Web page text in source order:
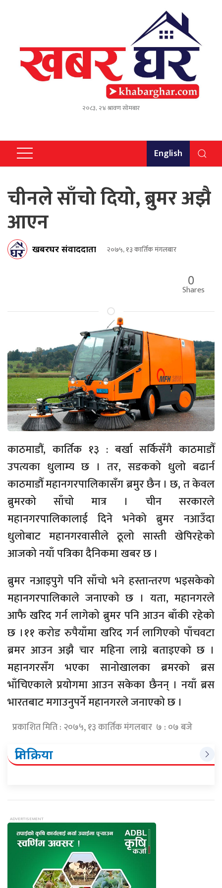
२०८३, २४ श्रावण सोमबार
English
चीनले साँचो दियो, ब्रुमर अझै
आएन
खबरघर संवाददाता २०७५, १३ कार्तिक मंगलबार
0
Shares
काठमाडौं, कार्तिक १३ : बर्खा सर्किसँगै काठमाडौँ
उपत्यका धुलाम्य छ । तर, सडकको धुलो बढार्न
काठमाडौँ महानगरपालिकासँग ब्रमुर छैन । छ, त केवल
ब्रुमरको साँचो मात्र । चीन सरकारले
महानगरपालिकालाई दिने भनेको ब्रुमर नआउँदा
धुलोबाट महानगरवासीले ठूलो सास्ती खेपिरहेको
आजको नयाँ पत्रिका दैनिकमा खबर छ ।
ब्रुमर नआइपुगे पनि साँचो भने हस्तान्तरण भइसकेको
महानगरपालिकाले जनाएको छ । यता, महानगरले
आफै खरिद गर्न लागेको ब्रुमर पनि आउन बाँकी रहेको
छ ।११ करोड रुपैयाँमा खरिद गर्न लागिएको पाँचवटा
ब्रमर आउन अझै चार महिना लाग्ने बताइएको छ ।
महानगरसँग भएका सानोखालका ब्रमरको ब्रस
भाँचिएकाले प्रयोगमा आउन सकेका छैनन् । नयाँ ब्रस
भारतबाट मगाउनुपर्ने महानगरले जनाएको छ ।
प्रकाशित मिति : २०७५, १३ कार्तिक मंगलबार ७ : ०७ बजे
प्रतिक्रिया